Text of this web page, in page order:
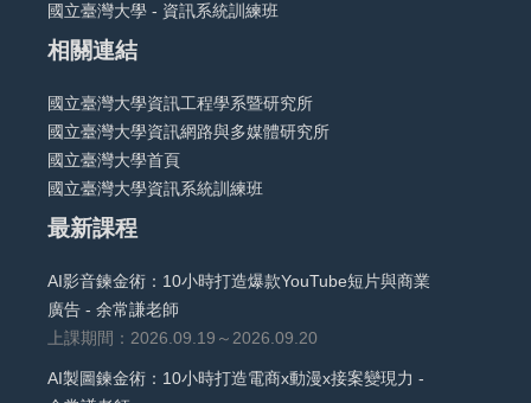
國立臺灣大學 - 資訊系統訓練班
相關連結
國立臺灣大學資訊工程學系暨研究所
國立臺灣大學資訊網路與多媒體研究所
國立臺灣大學首頁
國立臺灣大學資訊系統訓練班
最新課程
AI影音鍊金術：10小時打造爆款YouTube短片與商業
廣告 - 余常謙老師
上課期間：2026.09.19～2026.09.20
AI製圖鍊金術：10小時打造電商x動漫x接案變現力 -